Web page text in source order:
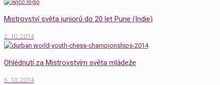
Mistrovství světa juniorů do 20 let Pune (Indie)
2. 10. 2014
Ohlédnutí za Mistrovstvím světa mládeže
6. 10. 2014